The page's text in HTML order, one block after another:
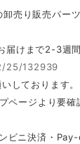
売り販売パー
けまで2-3週
25/132939
しております。
ージより要
ニ決済・